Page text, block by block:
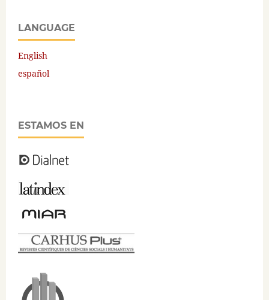
LANGUAGE
English
español
ESTAMOS EN